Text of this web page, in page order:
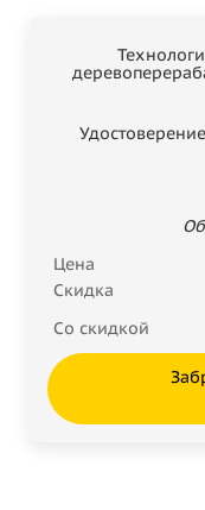
Цена
Скидка
Со скидкой